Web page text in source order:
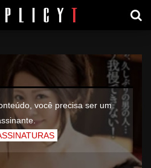
você precisa ser um